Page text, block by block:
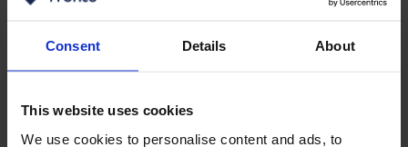
Consent Details About
This website uses cookies
We use cookies to personalise content and ads, to